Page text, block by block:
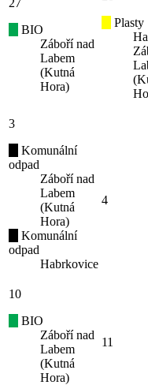
BIO
Záboří nad
Labem
(Kutná
Hora)
Plasty
3
Komunální
odpad
Záboří nad
Labem
(Kutná
Hora)
Komunální
odpad
Habrkovice
4
10
BIO
Záboří nad
Labem
(Kutná
Hora)
11